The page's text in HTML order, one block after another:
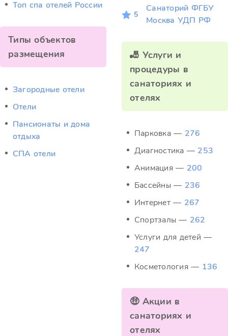
Топ спа отелей России
Типы объектов
размещения
Загородные отели
Отели
Пансионаты и дома
отдыха
СПА отели
5
Санаторий ФГБУ
Москва УДП РФ
🎳 Услуги и
процедуры в
санаториях и
отелях
Парковка — 276
Диагностика — 253
Анимация — 200
Бассейны — 236
Интернет — 267
Спортзалы — 262
Услуги для детей —
247
Косметология — 136
🤑 Акции в
санаториях и
отелях